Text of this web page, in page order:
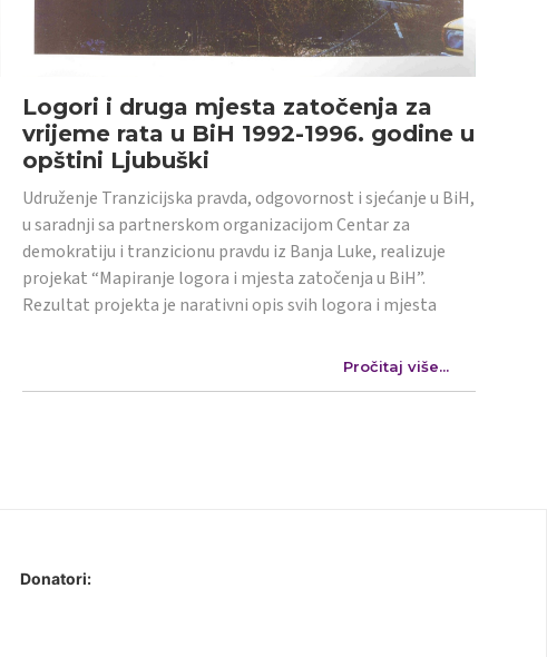
Logori i druga mjesta zatočenja za
vrijeme rata u BiH 1992-1996. godine u
opštini Ljubuški
Udruženje Tranzicijska pravda, odgovornost i sjećanje u BiH,
u saradnji sa partnerskom organizacijom Centar za
demokratiju i tranzicionu pravdu iz Banja Luke, realizuje
projekat “Mapiranje logora i mjesta zatočenja u BiH”.
Rezultat projekta je narativni opis svih logora i mjesta
Pročitaj više...
Donatori: